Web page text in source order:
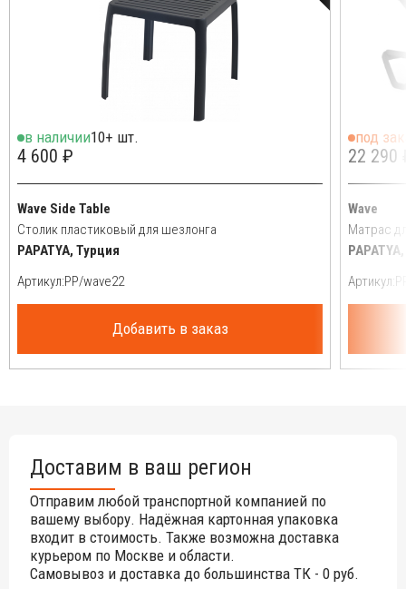
в наличии10+ шт.
4 600 ₽
Wave Side Table
Столик пластиковый для шезлонга
PAPATYA, Турция
Артикул:
Добавить в заказ
под
22 290
Wave
Матрас
Артикул:
Доставим в ваш регион
Отправим любой транспортной компанией по
вашему выбору. Надёжная картонная упаковка
входит в стоимость. Также возможна доставка
курьером по Москве и области.
Самовывоз и доставка до большинства ТК - 0 руб.